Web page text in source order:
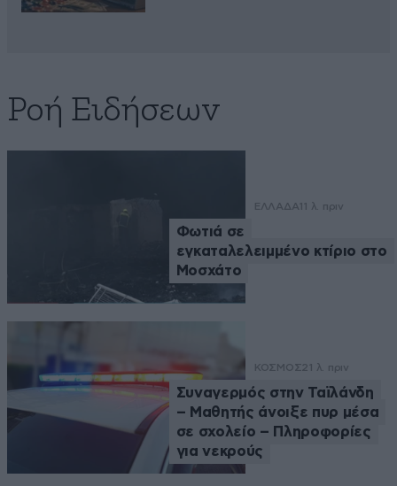
Ροή Ειδήσεων
ΕΛΛΑΔΑ 11 λ. πριν
Φωτιά σε
εγκαταλελειμμένο κτίριο στο
Μοσχάτο
ΚΟΣΜΟΣ21 λ. πριν
Συναγερμός στην Ταϊλάνδη
– Μαθητής άνοιξε πυρ μέσα
σε σχολείο – Πληροφορίες
για νεκρούς